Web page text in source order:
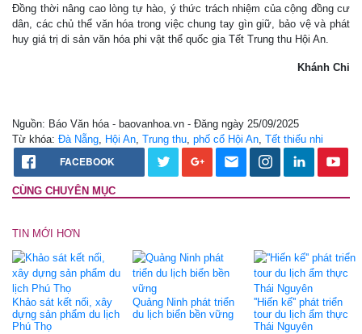
Đồng thời nâng cao lòng tự hào, ý thức trách nhiệm của cộng đồng cư
dân, các chủ thể văn hóa trong việc chung tay gìn giữ, bảo vệ và phát
huy giá trị di sản văn hóa phi vật thể quốc gia Tết Trung thu Hội An.
Khánh Chi
Nguồn: Báo Văn hóa - baovanhoa.vn - Đăng ngày 25/09/2025
Từ khóa: Đà Nẵng, Hội An, Trung thu, phố cổ Hội An, Tết thiếu nhi
FACEBOOK
CÙNG CHUYÊN MỤC
TIN MỚI HƠN
Khảo sát kết nối, xây
dựng sản phẩm du lịch
Phú Thọ
Quảng Ninh phát triển
du lịch biển bền vững
''Hiến kế'' phát triển
tour du lịch ẩm thực
Thái Nguyên